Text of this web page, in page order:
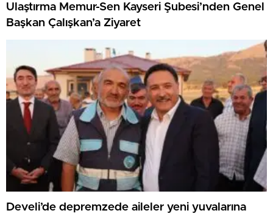
Ulaştırma Memur-Sen Kayseri Şubesi’nden Genel
Başkan Çalışkan’a Ziyaret
Develi’de depremzede aileler yeni yuvalarına